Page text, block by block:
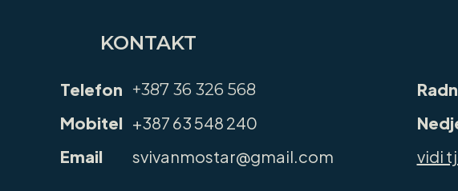
KONTAKT
Telefon +387 36 326 568
Mobitel +387 63 548 240
Email
svivanmostar@gmail.com
vidi